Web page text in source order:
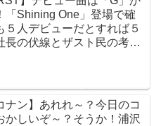
「Shining One」登場で確
５人デビューだとすれば５
長の伏線とザスト民の考察
鳥肌立ったわ…【シャイニ
・ビーファース
ナン】あれれ～？今日のコ
かしいぞ～？そうか！浦沢